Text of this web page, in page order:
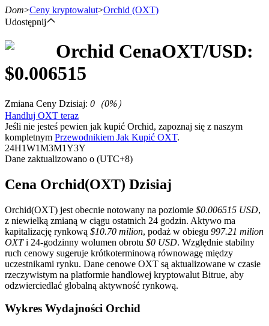
Kontrakty terminowe
Kontrakty terminowe na USDT
Dom>Ceny kryptowalut>Orchid (OXT)
Udostępnij
Orchid CenaOXT/USD:
$0.006515
Zmiana Ceny Dzisiaj: 0 （0%）
Handluj OXT teraz
Jeśli nie jesteś pewien jak kupić Orchid, zapoznaj się z naszym
kompletnym Przewodnikiem Jak Kupić OXT.
24H1W1M3M1Y3Y
Dane zaktualizowano o (UTC+8)
Cena Orchid(OXT) Dzisiaj
Orchid(OXT) jest obecnie notowany na poziomie $0.006515 USD,
z niewielką zmianą w ciągu ostatnich 24 godzin. Aktywo ma
kapitalizację rynkową $10.70 milion, podaż w obiegu 997.21 milion
OXTi 24-godzinny wolumen obrotu $0 USD. Względnie stabilny
ruch cenowy sugeruje krótkoterminową równowagę między
uczestnikami rynku. Dane cenowe OXT są aktualizowane w czasie
rzeczywistym na platformie handlowej kryptowalut Bitrue, aby
odzwierciedlać globalną aktywność rynkową.
Wykres Wydajności Orchid